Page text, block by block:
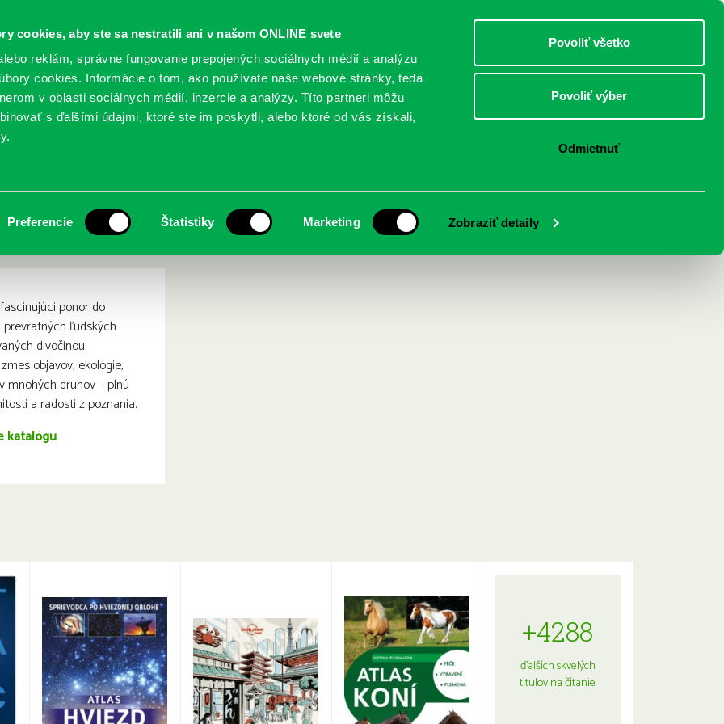
cookies, aby ste sa nestratili ani v našom ONLINE svete
reklám, správne fungovanie prepojených sociálnych médií a analýzu
cookies. Informácie o tom, ako používate naše webové stránky, teda
v oblasti sociálnych médií, inzercie a analýzy. Títo partneri môžu
s ďalšími údajmi, ktoré ste im poskytli, alebo ktoré od vás získali,
Preferencie Štatistiky Marketing Zobraziť detaily
Povoliť všetko
Povoliť výber
Odmietnuť
DOSPELÍ
SLUŽBY PODUJATIA POBOČKY O KNIŽNICI
nápady prírody: ako svet prírody
ponor do
ľudských
divočinou.
objavov, ekológie,
mnohých druhov – plnú
a radosti z poznania.
katalógu
+4288
ďalších skvelých
titulov na čítanie